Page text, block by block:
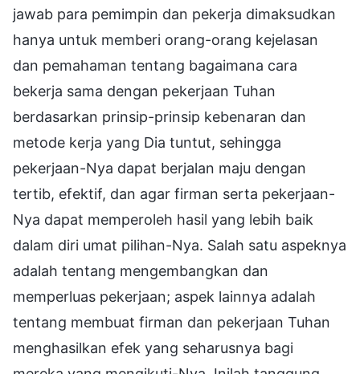
jawab para pemimpin dan pekerja dimaksudkan
hanya untuk memberi orang-orang kejelasan
dan pemahaman tentang bagaimana cara
bekerja sama dengan pekerjaan Tuhan
berdasarkan prinsip-prinsip kebenaran dan
metode kerja yang Dia tuntut, sehingga
pekerjaan-Nya dapat berjalan maju dengan
tertib, efektif, dan agar firman serta pekerjaan-
Nya dapat memperoleh hasil yang lebih baik
dalam diri umat pilihan-Nya. Salah satu aspeknya
adalah tentang mengembangkan dan
memperluas pekerjaan; aspek lainnya adalah
tentang membuat firman dan pekerjaan Tuhan
menghasilkan efek yang seharusnya bagi